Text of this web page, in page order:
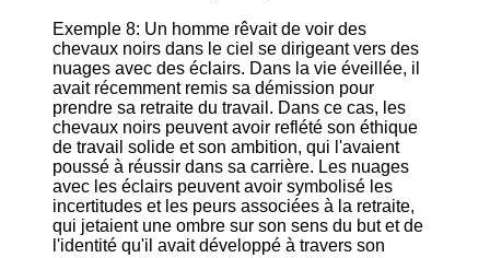
Exemple 8: Un homme rêvait de voir des
chevaux noirs dans le ciel se dirigeant vers des
nuages avec des éclairs. Dans la vie éveillée, il
avait récemment remis sa démission pour
prendre sa retraite du travail. Dans ce cas, les
chevaux noirs peuvent avoir reflété son éthique
de travail solide et son ambition, qui l'avaient
poussé à réussir dans sa carrière. Les nuages
avec les éclairs peuvent avoir symbolisé les
incertitudes et les peurs associées à la retraite,
qui jetaient une ombre sur son sens du but et de
l'identité qu'il avait développé à travers son